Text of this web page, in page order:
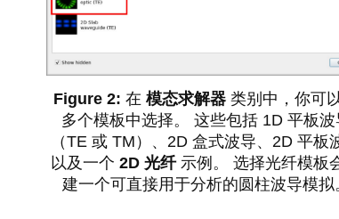
在模态求解器 类别中，你可
多个模板中选择。 这些包括 1D 平板波
（TE 或 TM）、2D 盒式波导、2D 平板
以及一个2D 光纤示例。 选择光纤模板
建一个可直接用于分析的圆柱波导模拟